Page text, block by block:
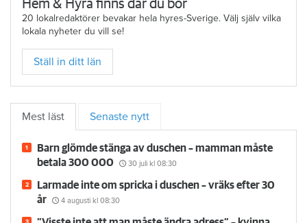
Hem & Hyra finns där du bor
20 lokalredaktörer bevakar hela hyres-Sverige. Välj själv vilka
lokala nyheter du vill se!
Ställ in ditt län
Mest läst Senaste nytt
Barn glömde stänga av duschen – mamman måste
betala 300 000
30 juli kl 08:30
Larmade inte om spricka i duschen – vräks efter 30
år
4 augusti kl 08:30